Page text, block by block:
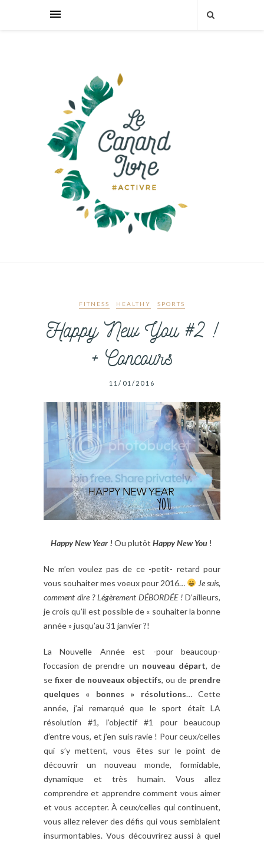
FITNESS HEALTHY SPORTS
Happy New You #2 !
+ Concours
11/01/2016
Happy New Year! Ou plutôt Happy New You !
Ne m’en voulez pas de ce -petit- retard pour
vous souhaiter mes voeux pour 2016…
Je suis,
comment dire ? Légèrement DÉBORDÉE ! D’ailleurs,
je crois qu’il est possible de « souhaiter la bonne
année » jusqu’au 31 janvier ?!
La Nouvelle Année est -pour beaucoup-
l’occasion de prendre un nouveau départ, de
se fixer de nouveaux objectifs, ou de prendre
quelques « bonnes » résolutions… Cette
année, j’ai remarqué que le sport était LA
résolution #1, l’objectif #1 pour beaucoup
d’entre vous, et j’en suis ravie ! Pour ceux/celles
qui s’y mettent, vous êtes sur le point de
découvrir un nouveau monde, formidable,
dynamique et très humain. Vous allez
comprendre et apprendre comment vous aimer
et vous accepter. À ceux/celles qui continuent,
vous allez relever des défis qui vous semblaient
insurmontables. Vous découvrirez aussi à quel